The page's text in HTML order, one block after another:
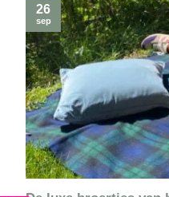
26
sep